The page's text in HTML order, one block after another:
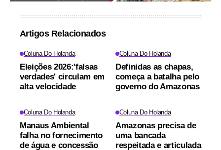
Artigos Relacionados
Coluna Do Holanda
Eleições 2026:'falsas
verdades' circulam em
alta velocidade
Coluna Do Holanda
Definidas as chapas,
começa a batalha pelo
governo do Amazonas
Coluna Do Holanda
Manaus Ambiental
falha no fornecimento
de água e concessão
Coluna Do Holanda
Amazonas precisa de
uma bancada
respeitada e articulada